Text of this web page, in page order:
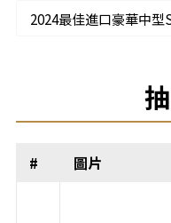
2024最佳進口豪華中型
# 圖片